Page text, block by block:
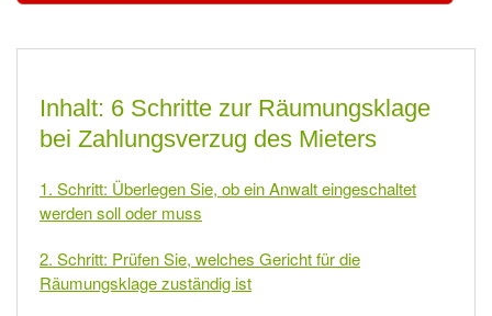
Inhalt: 6 Schritte zur Räumungsklage
bei Zahlungsverzug des Mieters
1. Schritt: Überlegen Sie, ob ein Anwalt eingeschaltet
werden soll oder muss
2. Schritt: Prüfen Sie, welches Gericht für die
Räumungsklage zuständig ist